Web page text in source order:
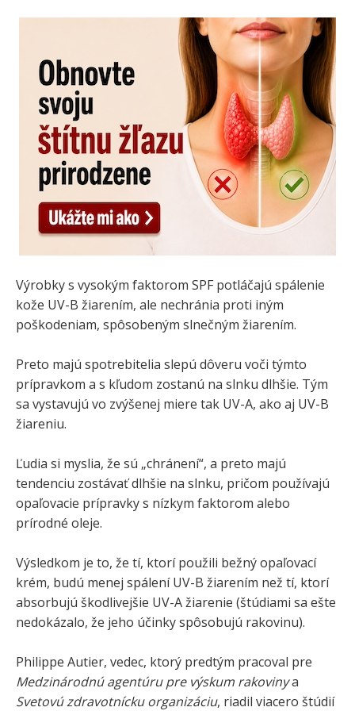
Výrobky s vysokým faktorom SPF potláčajú spálenie
kože UV-B žiarením, ale nechránia proti iným
poškodeniam, spôsobeným slnečným žiarením.
Preto majú spotrebitelia slepú dôveru voči týmto
prípravkom a s kľudom zostanú na slnku dlhšie. Tým
sa vystavujú vo zvýšenej miere tak UV-A, ako aj UV-B
žiareniu.
Ľudia si myslia, že sú „chránení“, a preto majú
tendenciu zostávať dlhšie na slnku, pričom používajú
opaľovacie prípravky s nízkym faktorom alebo
prírodné oleje.
Výsledkom je to, že tí, ktorí použili bežný opaľovací
krém, budú menej spálení UV-B žiarením než tí, ktorí
absorbujú škodlivejšie UV-A žiarenie (štúdiami sa ešte
nedokázalo, že jeho účinky spôsobujú rakovinu).
Philippe Autier, vedec, ktorý predtým pracoval pre
Medzinárodnú agentúru pre výskum rakovinya
Svetovú zdravotnícku organizáciu, riadil viacero štúdií